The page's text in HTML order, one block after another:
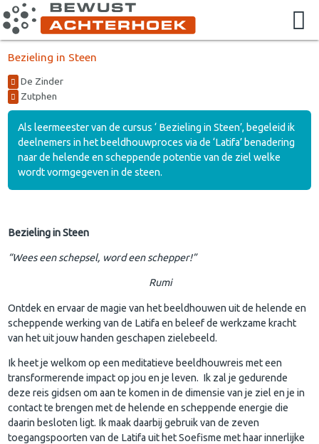
Bezieling in Steen
De Zinder
Zutphen
Als leermeester van de cursus ‘ Bezieling in Steen’, begeleid ik
deelnemers in het beeldhouwproces via de ‘Latifa’ benadering
naar de helende en scheppende potentie van de ziel welke
wordt vormgegeven in de steen.
Bezieling in Steen
“Wees een schepsel, word een schepper!”
Rumi
Ontdek en ervaar de magie van het beeldhouwen uit de helende en
scheppende werking van de Latifa en beleef de werkzame kracht
van het uit jouw handen geschapen zielebeeld.
Ik heet je welkom op een meditatieve beeldhouwreis met een
transformerende impact op jou en je leven. Ik zal je gedurende
deze reis gidsen om aan te komen in de dimensie van je ziel en je in
contact te brengen met de helende en scheppende energie die
daarin besloten ligt. Ik maak daarbij gebruik van de zeven
toegangspoorten van de Latifa uit het Soefisme met haar innerlijke